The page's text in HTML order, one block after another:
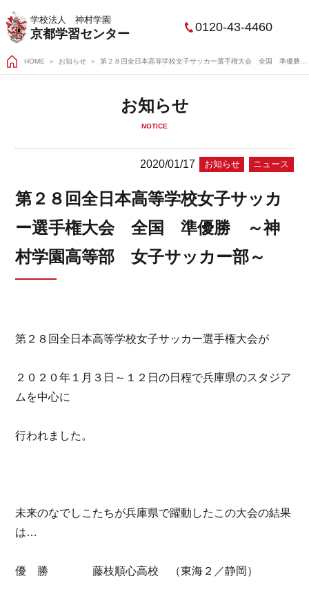
学校法人 神村学園
京都学習センター 0120-43-4460
HOME ＞ お知らせ 第２８回全日本高等学校女子サッカー選手権大会 全国 準優勝 ～神村学園高等部 女子サッカー部～
お知らせ
NOTICE
2020/01/17 お知らせ ニュース
第２８回全日本高等学校女子サッカ
ー選手権大会 全国 準優勝 ～神
村学園高等部 女子サッカー部～
第２８回全日本高等学校女子サッカー選手権大会が
２０２０年１月３日～１２日の日程で兵庫県のスタジア
ムを中心に
行われました。
未来のなでしこたちが兵庫県で躍動したこの大会の結果
は…
優 勝 藤枝順心高校 （東海２／静岡）